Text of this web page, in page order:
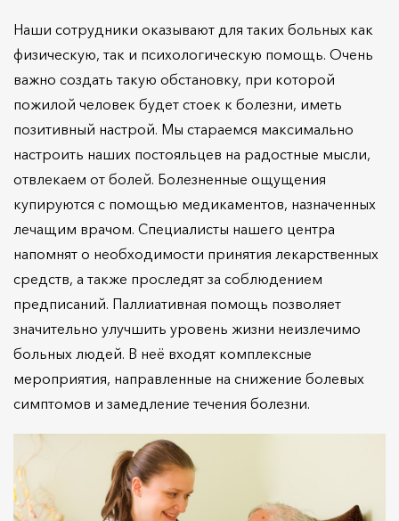
Наши сотрудники оказывают для таких больных как
физическую, так и психологическую помощь. Очень
важно создать такую обстановку, при которой
пожилой человек будет стоек к болезни, иметь
позитивный настрой. Мы стараемся максимально
настроить наших постояльцев на радостные мысли,
отвлекаем от болей. Болезненные ощущения
купируются с помощью медикаментов, назначенных
лечащим врачом. Специалисты нашего центра
напомнят о необходимости принятия лекарственных
средств, а также проследят за соблюдением
предписаний. Паллиативная помощь позволяет
значительно улучшить уровень жизни неизлечимо
больных людей. В неё входят комплексные
мероприятия, направленные на снижение болевых
симптомов и замедление течения болезни.